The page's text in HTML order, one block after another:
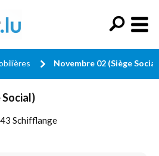
Novembre 02 (Siège
Social)
Schifflange